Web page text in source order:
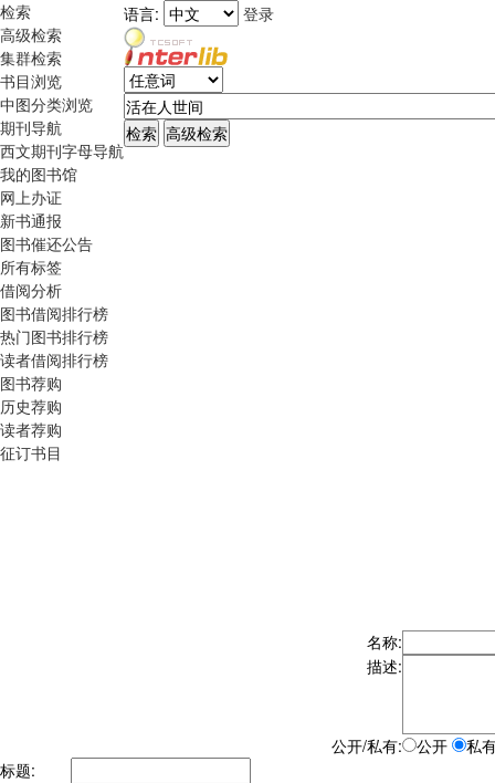
检索
高级检索
集群检索
书目浏览
中图分类浏览
期刊导航
西文期刊字母导航
我的图书馆
网上办证
新书通报
图书催还公告
所有标签
借阅分析
图书借阅排行榜
热门图书排行榜
读者借阅排行榜
图书荐购
历史荐购
读者荐购
征订书目
语言: 登录
名称:
描述:
公开/私有: 公开
私
标题: